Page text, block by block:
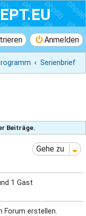
Anmelden
Serienbrief
Beiträge.
Gehe zu
1 Gast
Forum erstellen.